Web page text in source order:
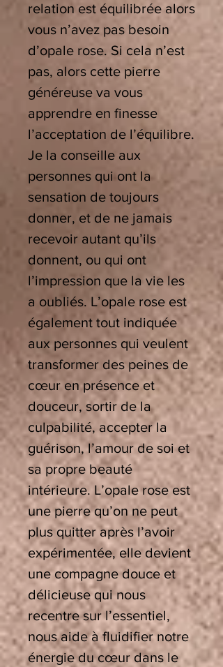
relation est équilibrée alors
vous n’avez pas besoin
d’opale rose. Si cela n’est
pas, alors cette pierre
généreuse va vous
apprendre en finesse
l’acceptation de l’équilibre.
Je la conseille aux
personnes qui ont la
sensation de toujours
donner, et de ne jamais
recevoir autant qu’ils
donnent, ou qui ont
l’impression que la vie les
a oubliés. L’opale rose est
également tout indiquée
aux personnes qui veulent
transformer des peines de
cœur en présence et
douceur, sortir de la
culpabilité, accepter la
guérison, l’amour de soi et
sa propre beauté
intérieure. L’opale rose est
une pierre qu’on ne peut
plus quitter après l’avoir
expérimentée, elle devient
une compagne douce et
délicieuse qui nous
recentre sur l’essentiel,
nous aide à fluidifier notre
énergie du cœur dans le